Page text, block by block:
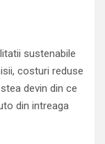
sustenabile
costuri reduse
devin din ce
din intreaga